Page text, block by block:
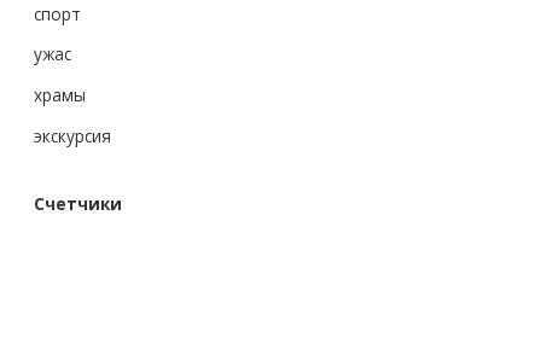
спорт
ужас
храмы
экскурсия
Счетчики